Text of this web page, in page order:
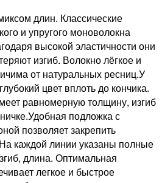
длин. Классические
и упругого моноволокна
высокой эластичности они
изгиб. Волокно лёгкое и
от натуральных ресниц.У
цвет вплоть до кончика.
равномерную толщину, изгиб
подложка с
позволяет закрепить
каждой линии указаны полные
длина. Оптимальная
легкое и быстрое